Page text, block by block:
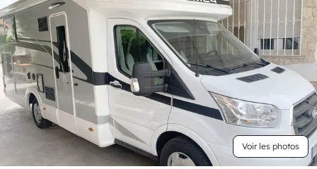
Voir les photos